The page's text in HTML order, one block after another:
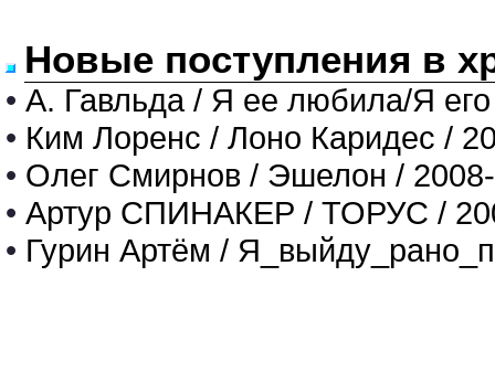
Новые поступления в
• А. Гавльда / Я ее любила/Я
• Ким Лоренс / Лоно Каридес /
• Олег Смирнов / Эшелон /
• Артур СПИНАКЕР / ТОРУС /
• Гурин Артём /